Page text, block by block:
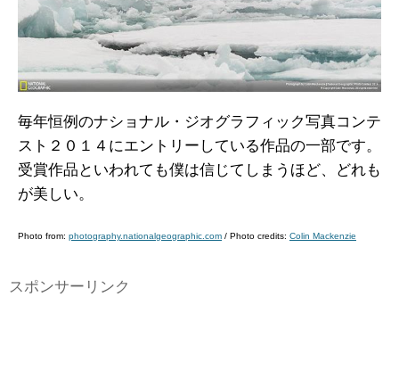
毎年恒例のナショナル・ジオグラフィック写真コンテ
スト２０１４にエントリーしている作品の一部です。
受賞作品といわれても僕は信じてしまうほど、どれも
が美しい。
Photo from: photography.nationalgeographic.com / Photo credits: Colin Mackenzie
スポンサーリンク